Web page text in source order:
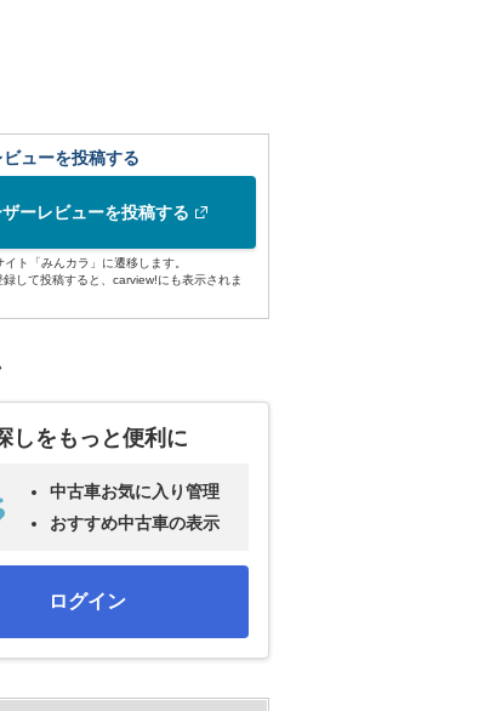
ューを投稿する
ーレビューを投稿する
ト「みんカラ」に遷移します。
して投稿すると、carview!にも表示されま
しをもっと便利に
中古車お気に入り管理
おすすめ中古車の表示
ログイン